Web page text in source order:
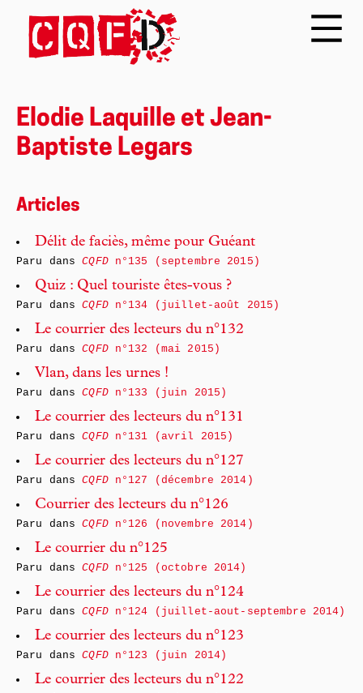
Elodie Laquille et Jean-
Baptiste Legars
Articles
Délit de faciès, même pour Guéant
Paru dansCQFDn°135 (septembre 2015)
Quiz : Quel touriste êtes-vous ?
Paru dansCQFDn°134 (juillet-août 2015)
Le courrier des lecteurs du n°132
Paru dansCQFDn°132 (mai 2015)
Vlan, dans les urnes !
Paru dansCQFDn°133 (juin 2015)
Le courrier des lecteurs du n°131
Paru dansCQFDn°131 (avril 2015)
Le courrier des lecteurs du n°127
Paru dansCQFDn°127 (décembre 2014)
Courrier des lecteurs du n°126
Paru dansCQFDn°126 (novembre 2014)
Le courrier du n°125
Paru dansCQFDn°125 (octobre 2014)
Le courrier des lecteurs du n°124
Paru dansCQFDn°124 (juillet-aout-septembre 2014)
Le courrier des lecteurs du n°123
Paru dansCQFDn°123 (juin 2014)
Le courrier des lecteurs du n°122